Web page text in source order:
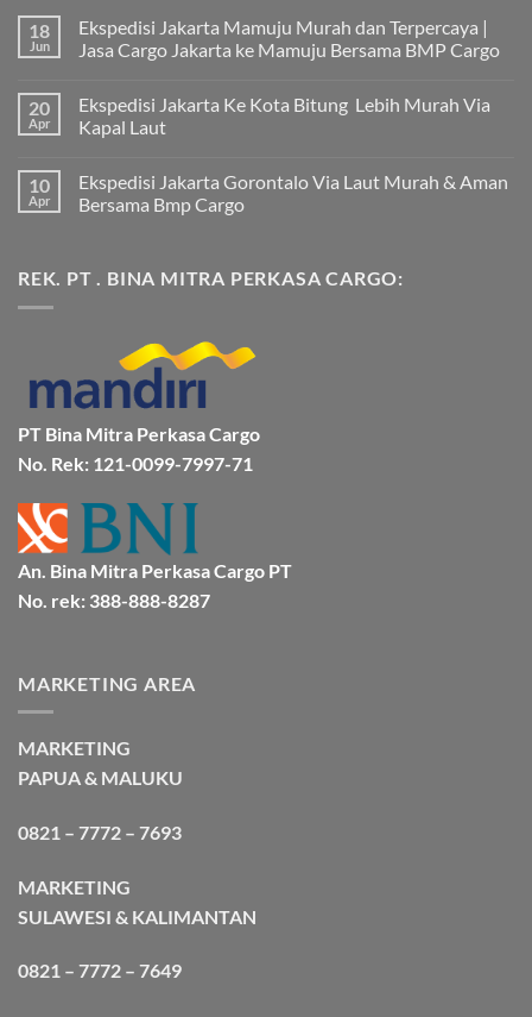
18
Jun
Ekspedisi Jakarta Mamuju Murah dan Terpercaya |
Jasa Cargo Jakarta ke Mamuju Bersama BMP Cargo
komentar
pada
Ekspedisi
Murah
dan
Terpercaya
Jakarta
ke
20
Apr
Ekspedisi Jakarta Ke Kota Bitung Lebih Murah Via
Kapal Laut
komentar
pada
Ekspedisi
Bitung
Lebih
10
Apr
Ekspedisi Jakarta Gorontalo Via Laut Murah & Aman
Bersama Bmp Cargo
pada
Ekspedisi
&
Aman
Bersama
Bmp
Cargo
REK. PT . BINA MITRA PERKASA CARGO:
PT Bina Mitra Perkasa Cargo
No. Rek: 121-0099-7997-71
An. Bina Mitra Perkasa Cargo PT
No. rek: 388-888-8287
MARKETING AREA
MARKETING
PAPUA & MALUKU
0821 – 7772 – 7693
MARKETING
SULAWESI & KALIMANTAN
0821 – 7772 – 7649